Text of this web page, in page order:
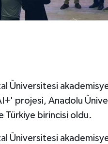
Üniversitesi
projesi, Anadolu
Türkiye birincisi oldu.
Üniversitesi